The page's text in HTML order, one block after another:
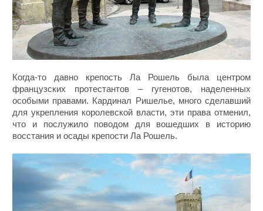
Когда-то давно крепость Ла Рошель была центром
французских протестантов – гугенотов, наделенных
особыми правами. Кардинал Ришелье, много сделавший
для укрепления королевской власти, эти права отменил,
что и послужило поводом для вошедших в историю
восстания и осады крепости Ла Рошель.